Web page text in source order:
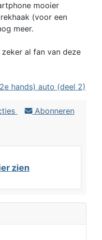
mooier
(voor een
meer.
al fan van deze
hands) auto (deel 2)
Abonneren
zien